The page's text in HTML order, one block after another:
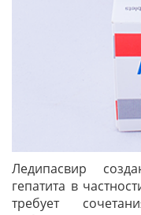
Ледипасвир
гепатита в
требует